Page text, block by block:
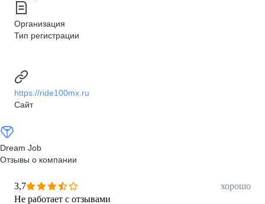
Организация
Тип регистрации
https://ride100mx.ru
Сайт
Dream Job
Отзывы о компании
3,7
хорошо
Не работает с отзывами